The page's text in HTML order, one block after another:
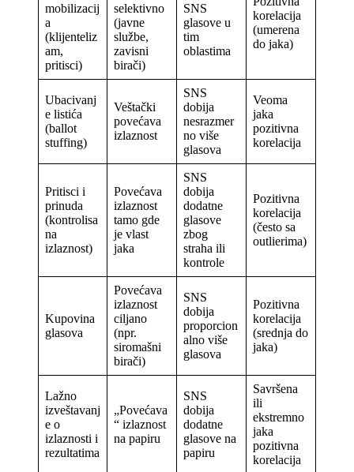
mobilizacij
a
(klijenteliz
am,
pritisci)
selektivno
(javne
službe,
zavisni
birači)
SNS
glasove u
tim
oblastima
korelacija
(umerena
do jaka)
Ubacivanj
e listića
(ballot
stuffing)
Veštački
povećava
izlaznost
SNS
dobija
nesrazmer
no više
glasova
Veoma
jaka
pozitivna
korelacija
Pritisci i
prinuda
(kontrolisa
na
izlaznost)
Povećava
izlaznost
tamo gde
je vlast
jaka
SNS
dobija
dodatne
glasove
zbog
straha ili
kontrole
Pozitivna
korelacija
(često sa
outlierima)
Kupovina
glasova
Povećava
izlaznost
ciljano
(npr.
siromašni
birači)
SNS
dobija
proporcion
alno više
glasova
Pozitivna
korelacija
(srednja do
jaka)
Lažno
izveštavanj
e o
izlaznosti i
rezultatima
„Povećava
“ izlaznost
na papiru
SNS
dobija
dodatne
glasove na
papiru
Savršena
ili
ekstremno
jaka
pozitivna
korelacija